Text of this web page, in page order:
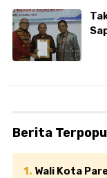
Berita
Wali Kota